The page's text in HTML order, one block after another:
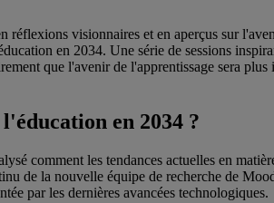
réflexions visionnaires et en aperçus sur
en 2034. Une série de sessions
que l'avenir de l'apprentissage sera plus
en 2034 ?
comment les tendances actuelles en
de la nouvelle équipe de recherche de
par les dernières avancées technologiques.